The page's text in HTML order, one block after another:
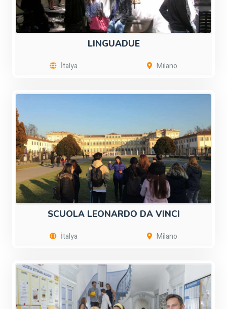
LINGUADUE
İtalya Milano
SCUOLA LEONARDO DA VINCI
İtalya Milano